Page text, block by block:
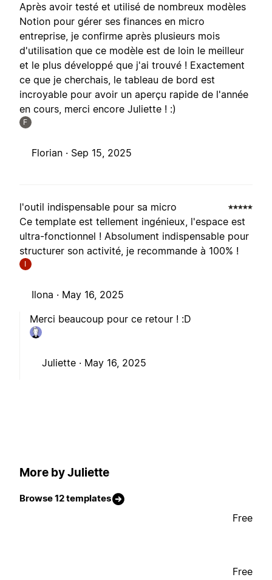
Après avoir testé et utilisé de nombreux modèles
Notion pour gérer ses finances en micro
entreprise, je confirme après plusieurs mois
d'utilisation que ce modèle est de loin le meilleur
et le plus développé que j'ai trouvé ! Exactement
ce que je cherchais, le tableau de bord est
incroyable pour avoir un aperçu rapide de l'année
en cours, merci encore Juliette ! :)
F
Florian · Sep 15, 2025
l'outil indispensable pour sa micro
Ce template est tellement ingénieux, l'espace est
ultra-fonctionnel ! Absolument indispensable pour
structurer son activité, je recommande à 100% !
I
Ilona · May 16, 2025
Merci beaucoup pour ce retour ! :D
Juliette · May 16, 2025
More by Juliette
Browse 12 templates
Free
Free